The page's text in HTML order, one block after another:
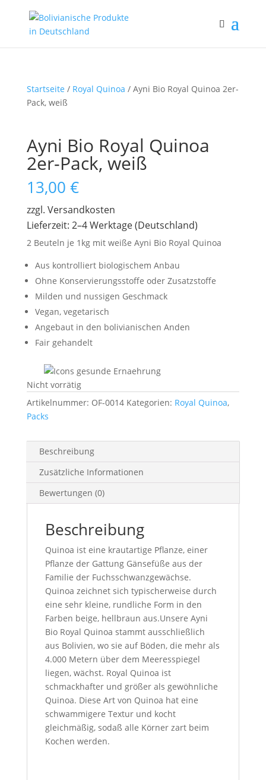
Startseite / Royal Quinoa / Ayni Bio Royal Quinoa 2er-
Pack, weiß
Ayni Bio Royal Quinoa
2er-Pack, weiß
13,00 €
zzgl. Versandkosten
Lieferzeit: 2–4 Werktage (Deutschland)
2 Beuteln je 1kg mit weiße Ayni Bio Royal Quinoa
Aus kontrolliert biologischem Anbau
Ohne Konservierungsstoffe oder Zusatzstoffe
Milden und nussigen Geschmack
Vegan, vegetarisch
Angebaut in den bolivianischen Anden
Fair gehandelt
Nicht vorrätig
Artikelnummer: OF-0014 Kategorien: Royal Quinoa,
Packs
Beschreibung
Zusätzliche Informationen
Bewertungen (0)
Beschreibung
Quinoa ist eine krautartige Pflanze, einer
Pflanze der Gattung Gänsefüße aus der
Familie der Fuchsschwanzgewächse.
Quinoa zeichnet sich typischerweise durch
eine sehr kleine, rundliche Form in den
Farben beige, hellbraun aus.Unsere Ayni
Bio Royal Quinoa stammt ausschließlich
aus Bolivien, wo sie auf Böden, die mehr als
4.000 Metern über dem Meeresspiegel
liegen, wächst. Royal Quinoa ist
schmackhafter und größer als gewöhnliche
Quinoa. Diese Art von Quinoa hat eine
schwammigere Textur und kocht
gleichmäßig, sodaß alle Körner zart beim
Kochen werden.